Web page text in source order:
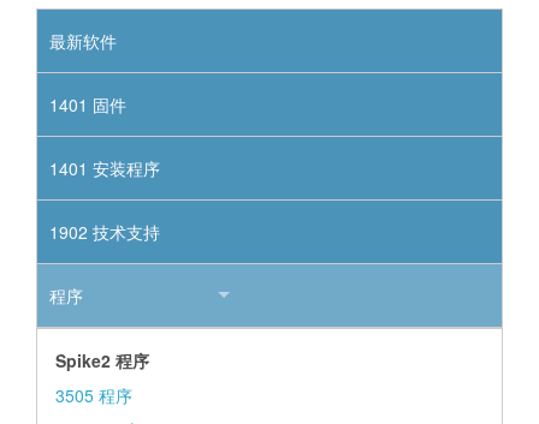
最新软件
1401 固件
1401 安装程序
1902 技术支持
程序
Spike2 程序
3505 程序